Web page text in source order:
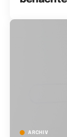
ARCHIV